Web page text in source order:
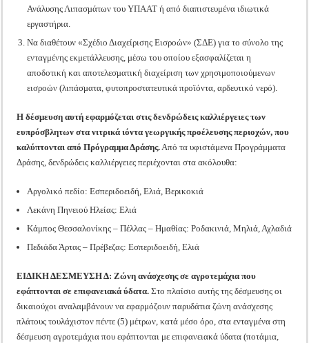
Ανάλυσης Λιπασμάτων του ΥΠΑΑΤ ή από διαπιστευμένα ιδιωτικά
εργαστήρια.
Να διαθέτουν «Σχέδιο Διαχείρισης Εισροών» (ΣΔΕ) για το σύνολο της
ενταγμένης εκμετάλλευσης, μέσω του οποίου εξασφαλίζεται η
αποδοτική και αποτελεσματική διαχείριση των χρησιμοποιούμενων
εισροών (λιπάσματα, φυτοπροστατευτικά προϊόντα, αρδευτικό νερό).
Η δέσμευση αυτή εφαρμόζεται στις δενδρώδεις καλλιέργειες των
ευπρόσβλητων στα νιτρικά ιόντα γεωργικής προέλευσης περιοχών, που
καλύπτονται από Πρόγραμμα Δράσης.Από τα υφιστάμενα Προγράμματα
Δράσης, δενδρώδεις καλλιέργειες περιέχονται στα ακόλουθα:
Αργολικό πεδίο: Εσπεριδοειδή, Ελιά, Βερικοκιά
Λεκάνη Πηνειού Ηλείας: Ελιά
Κάμπος Θεσσαλονίκης – Πέλλας – Ημαθίας: Ροδακινιά, Μηλιά, Αχλαδιά
Πεδιάδα Άρτας – Πρέβεζας: Εσπεριδοειδή, Ελιά
ΕΙΔΙΚΗ ΔΕΣΜΕΥΣΗ Δ: Ζώνη ανάσχεσης σε αγροτεμάχια που
εφάπτονται σε επιφανειακά ύδατα. Στο πλαίσιο αυτής της δέσμευσης οι
δικαιούχοι αναλαμβάνουν να εφαρμόζουν παρυδάτια ζώνη ανάσχεσης
πλάτους τουλάχιστον πέντε (5) μέτρων, κατά μέσο όρο, στα ενταγμένα στη
δέσμευση αγροτεμάχια που εφάπτονται με επιφανειακά ύδατα (ποτάμια,